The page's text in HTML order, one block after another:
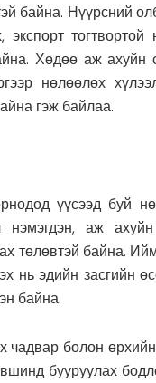
байна. Нүүрсний
экспорт
Хөдөө аж ахуйн
нөлөөлөх
гэж байлаа.
үүсээд буй
нэмэгдэн, аж
төлөвтэй байна.
нь эдийн засгийн
байна.
чадвар болон
бууруулах